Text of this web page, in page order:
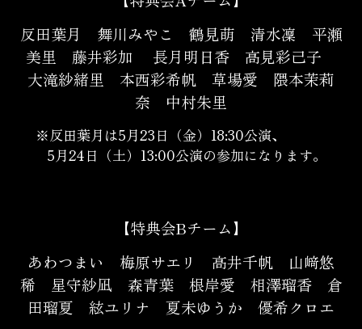
反田葉月 舞川みやこ 鶴見萌 清水凜 平瀬
美里 藤井彩加 長月明日香 高見彩己子
大滝紗緒里 本西彩希帆 草場愛 隈本茉莉
奈 中村朱里
※反田葉月は5月23日（金）18:30公演、
5月24日（土）13:00公演の参加になります。
【特典会Bチーム】
あわつまい 梅原サエリ 高井千帆 山﨑悠
稀 星守紗凪 森青葉 根岸愛 相澤瑠香 倉
田瑠夏 絃ユリナ 夏未ゆうか 優希クロエ